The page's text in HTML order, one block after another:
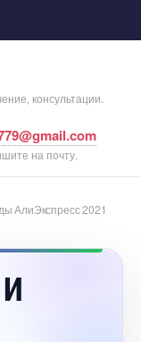
консультации.
на почту.
АлиЭкспресс 2021